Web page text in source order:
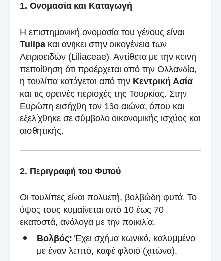
1. Ονομασία και Καταγωγή
Η επιστημονική ονομασία του γένους είναι
Tulipa και ανήκει στην οικογένεια των
Λειριοειδών (Liliaceae). Αντίθετα με την κοινή
πεποίθηση ότι προέρχεται από την Ολλανδία,
η τουλίπα κατάγεται από την Κεντρική Ασία
και τις ορεινές περιοχές της Τουρκίας. Στην
Ευρώπη εισήχθη τον 16ο αιώνα, όπου και
εξελίχθηκε σε σύμβολο οικονομικής ισχύος και
αισθητικής.
2. Περιγραφή του Φυτού
Οι τουλίπες είναι πολυετή, βολβώδη φυτά. Το
ύψος τους κυμαίνεται από 10 έως 70
εκατοστά, ανάλογα με την ποικιλία.
Βολβός: Έχει σχήμα κωνικό, καλυμμένο
με έναν λεπτό, καφέ φλοιό (χιτώνα).